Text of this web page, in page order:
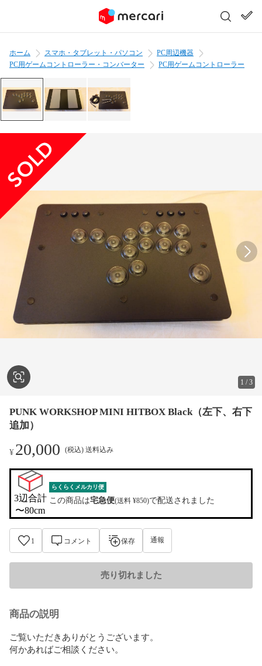
ホーム スマホ・タブレット・パソコン
PC周辺機器
PC用ゲームコントローラー・コンバーター
PC用ゲームコントローラー
1 /3
PUNK WORKSHOP MINI HITBOX Black（左下、右下
追加）
¥20,000 (税込) 送料込み
3辺合計
〜80cm
らくらくメルカリ便
この商品は宅急便(送料 ¥850)で配送されました
1 コメント 保存 通報
売り切れました
商品の説明
ご覧いただきありがとうございます。
何かあればご相談ください。